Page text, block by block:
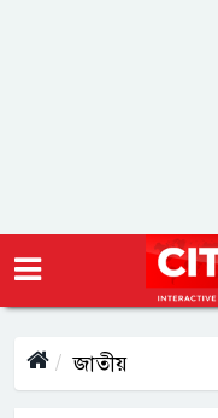
জাতীয়